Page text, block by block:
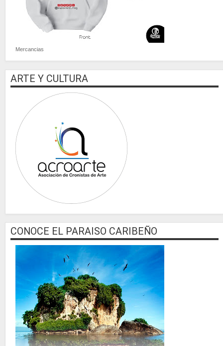
Mercancias
ARTE Y CULTURA
CONOCE EL PARAISO CARIBEÑO